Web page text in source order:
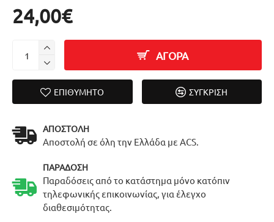
24,00€
ΑΓΟΡΑ
ΕΠΙΘΥΜΗΤΌ ΣΎΓΚΡΙΣΗ
ΑΠΟΣΤΟΛΉ
Αποστολή σε όλη την Ελλάδα με ACS.
ΠΑΡΆΔΟΣΗ
Παραδόσεις από το κατάστημα μόνο κατόπιν
τηλεφωνικής επικοινωνίας, για έλεγχο
διαθεσιμότητας.